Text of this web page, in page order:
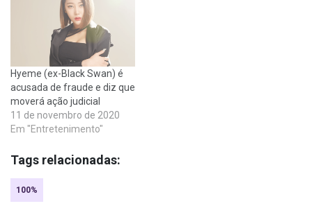
Hyeme (ex-Black Swan) é
acusada de fraude e diz que
moverá ação judicial
11 de novembro de 2020
Em "Entretenimento"
Tags relacionadas:
100%